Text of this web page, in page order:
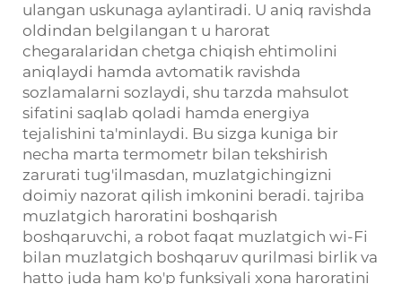
ulangan uskunaga aylantiradi. U aniq ravishda
oldindan belgilangan t u harorat
chegaralaridan chetga chiqish ehtimolini
aniqlaydi hamda avtomatik ravishda
sozlamalarni sozlaydi, shu tarzda mahsulot
sifatini saqlab qoladi hamda energiya
tejalishini ta'minlaydi. Bu sizga kuniga bir
necha marta termometr bilan tekshirish
zarurati tug'ilmasdan, muzlatgichingizni
doimiy nazorat qilish imkonini beradi. tajriba
muzlatgich haroratini boshqarish
boshqaruvchi, a robot faqat muzlatgich wi-Fi
bilan muzlatgich boshqaruv qurilmasi birlik va
hatto juda ham ko'p funksiyali xona haroratini